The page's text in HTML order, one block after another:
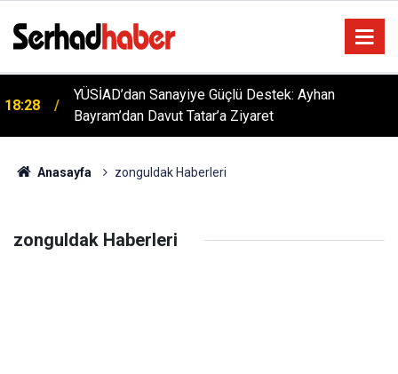
18:28
YÜSİAD’dan Sanayiye Güçlü Destek: Ayhan
Bayram’dan Davut Tatar’a Ziyaret
Anasayfa zonguldak Haberleri
zonguldak Haberleri